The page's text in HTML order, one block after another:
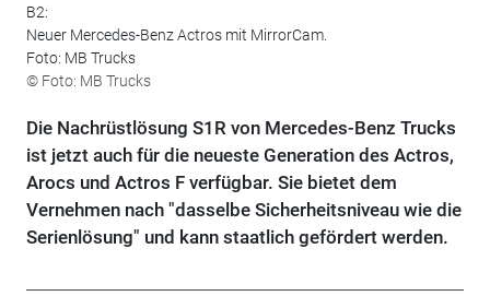
B2:
Neuer Mercedes-Benz Actros mit MirrorCam.
Foto: MB Trucks
© Foto: MB Trucks
Die Nachrüstlösung S1R von Mercedes-Benz Trucks
ist jetzt auch für die neueste Generation des Actros,
Arocs und Actros F verfügbar. Sie bietet dem
Vernehmen nach "dasselbe Sicherheitsniveau wie die
Serienlösung" und kann staatlich gefördert werden.